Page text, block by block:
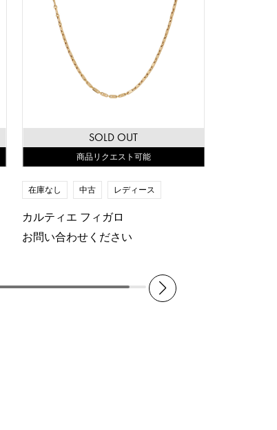
SOLD OUT
商品リクエスト可能
在庫なし 中古 レディース
カルティエ フィガロ
お問い合わせください